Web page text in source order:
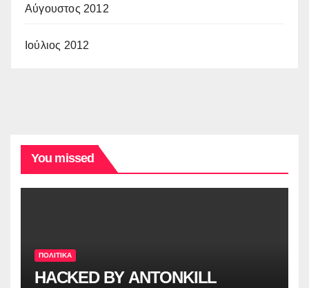
Αύγουστος 2012
Ιούλιος 2012
You missed
ΠΟΛΙΤΙΚΑ
HACKED BY ANTONKILL